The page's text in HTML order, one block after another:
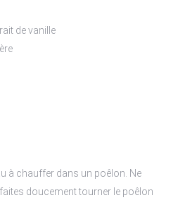
de vanille
à chauffer dans un poêlon. Ne
doucement tourner le poêlon